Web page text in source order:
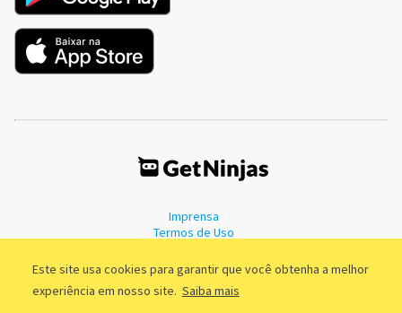
Este site usa cookies para garantir que você obtenha a melhor
experiência em nosso site. Saiba mais
Imprensa
Termos de Uso